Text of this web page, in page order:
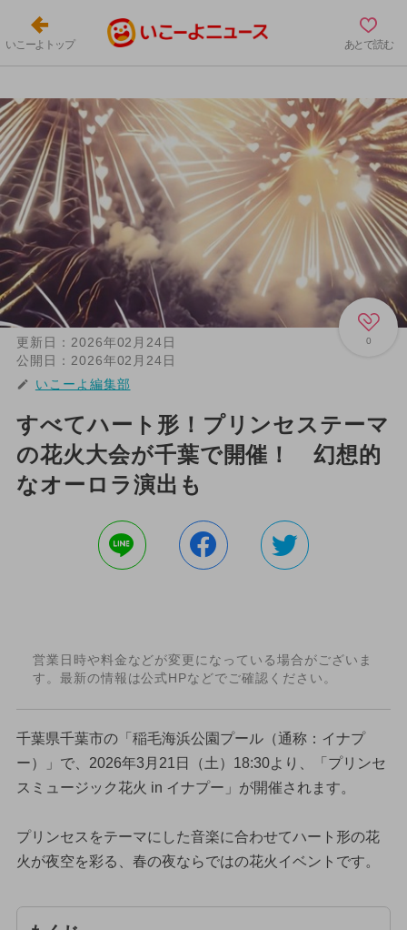
いこーよトップ あとで読む
0
更新日： 2026年02月24日
公開日： 2026年02月24日
いこーよ編集部
すべてハート形！プリンセステーマ
の花火大会が千葉で開催！ 幻想的
なオーロラ演出も
営業日時や料金などが変更になっている場合がございま
す。最新の情報は公式HPなどでご確認ください。
千葉県千葉市の「稲毛海浜公園プール（通称：イナプ
ー）」で、2026年3月21日（土）18:30より、「プリンセ
スミュージック花火 in イナプー」が開催されます。
プリンセスをテーマにした音楽に合わせてハート形の花
火が夜空を彩る、春の夜ならではの花火イベントです。